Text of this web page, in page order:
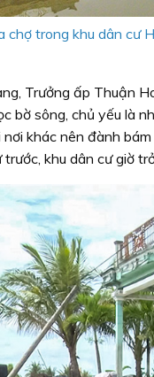
chợ trong khu dân cư
Trưởng ấp Thuận
bờ sông, chủ yếu là
khác nên đành
khu dân cư giờ